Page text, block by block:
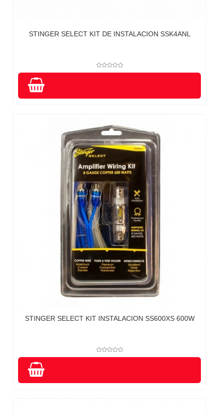
STINGER SELECT KIT DE INSTALACION SSK4ANL
STINGER SELECT KIT INSTALACION SS600XS 600W